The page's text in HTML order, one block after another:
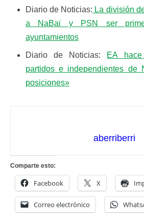
Diario de Noticias: La división
a NaBai y PSN ser
ayuntamientos
Diario de Noticias: EA
partidos e independientes de
posiciones»
aberriberri
Comparte esto:
Facebook X
Correo electrónico